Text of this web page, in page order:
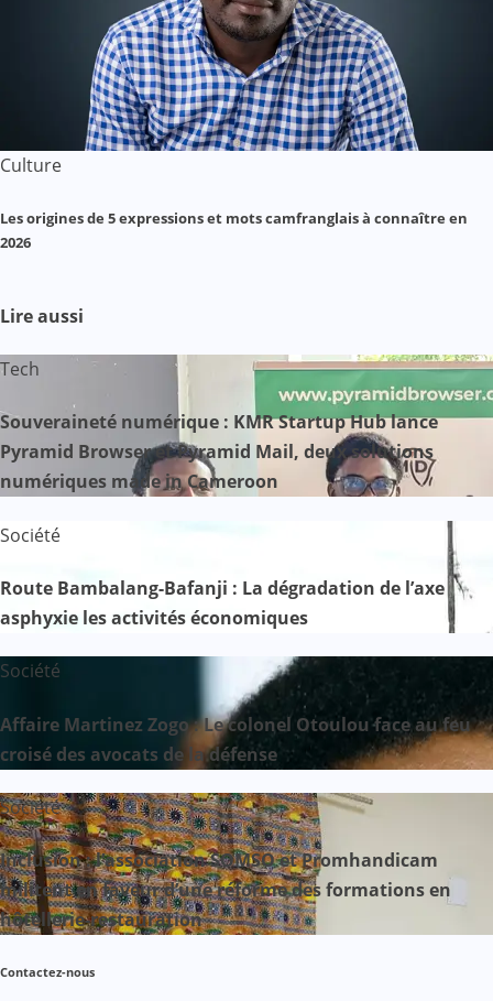
Culture
Les origines de 5 expressions et mots camfranglais à connaître en
2026
Lire aussi
Tech
Souveraineté numérique : KMR Startup Hub lance
Pyramid Browser et Pyramid Mail, deux solutions
numériques made in Cameroon
Société
Route Bambalang-Bafanji : La dégradation de l’axe
asphyxie les activités économiques
Société
Affaire Martinez Zogo : Le colonel Otoulou face au feu
croisé des avocats de la défense
Société
Inclusion : l’association SOMSO et Promhandicam
militent en faveur d’une réforme des formations en
hôtellerie-restauration
Contactez-nous